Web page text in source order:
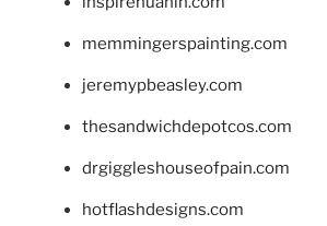
memmingerspainting.com
jeremypbeasley.com
thesandwichdepotcos.com
drgiggleshouseofpain.com
hotflashdesigns.com